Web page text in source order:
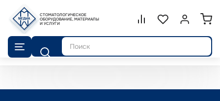
СТОМАТОЛОГИЧЕСКОЕ
ОБОРУДОВАНИЕ, МАТЕРИАЛЫ
И УСЛУГИ
Сравнение.
СписокВойти или
Поиск